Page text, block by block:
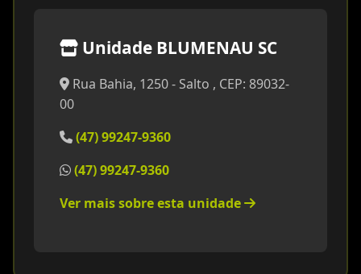
Unidade BLUMENAU SC
Rua Bahia, 1250 - Salto , CEP: 89032-
00
(47) 99247-9360
(47) 99247-9360
Ver mais sobre esta unidade